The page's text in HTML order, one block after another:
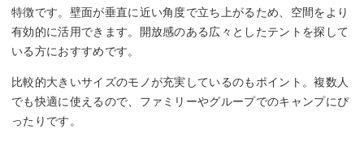
特徴です。壁面が垂直に近い角度で立ち上がるため、空間をより
有効的に活用できます。開放感のある広々としたテントを探して
いる方におすすめです。
比較的大きいサイズのモノが充実しているのもポイント。複数人
でも快適に使えるので、ファミリーやグループでのキャンプにぴ
ったりです。